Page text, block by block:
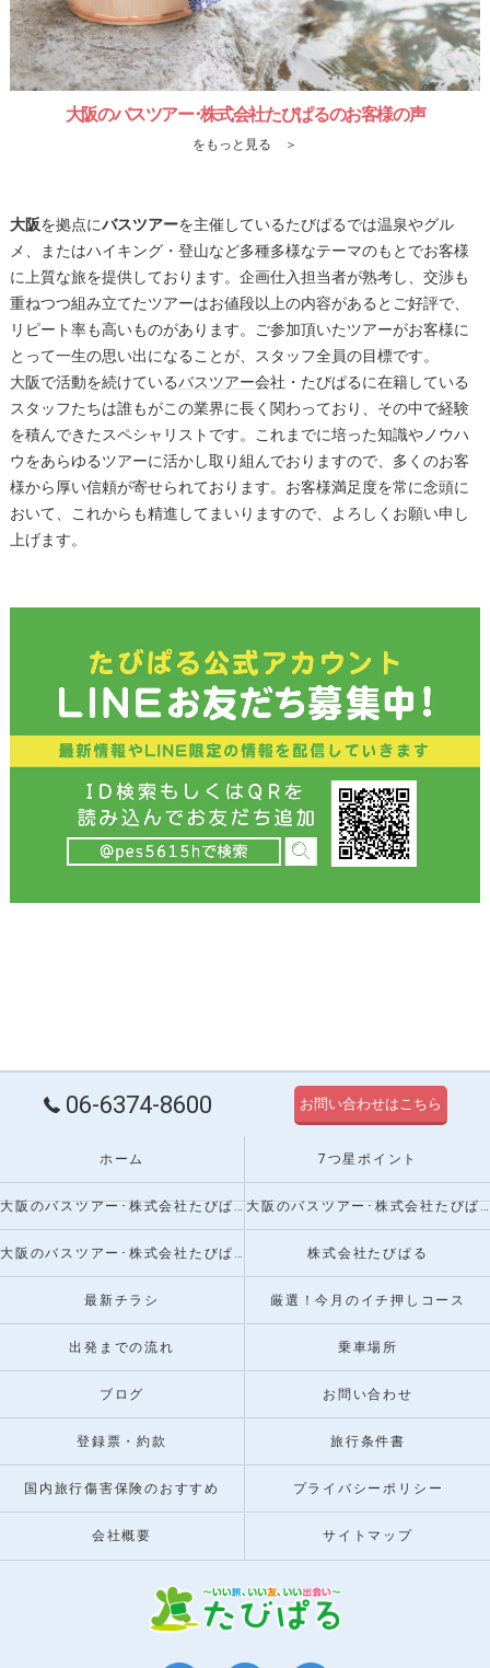
大阪のバスツアー･株式会社たびぱるのお客様の声
をもっと見る ＞
大阪を拠点にバスツアーを主催しているたびぱるでは温泉やグル
メ、またはハイキング・登山など多種多様なテーマのもとでお客様
に上質な旅を提供しております。企画仕入担当者が熟考し、交渉も
重ねつつ組み立てたツアーはお値段以上の内容があるとご好評で、
リピート率も高いものがあります。ご参加頂いたツアーがお客様に
とって一生の思い出になることが、スタッフ全員の目標です。
大阪で活動を続けているバスツアー会社・たびぱるに在籍している
スタッフたちは誰もがこの業界に長く関わっており、その中で経験
を積んできたスペシャリストです。これまでに培った知識やノウハ
ウをあらゆるツアーに活かし取り組んでおりますので、多くのお客
様から厚い信頼が寄せられております。お客様満足度を常に念頭に
おいて、これからも精進してまいりますので、よろしくお願い申し
上げます。
06-6374-8600 お問い合わせはこちら
ホーム 7つ星ポイント
大阪のバスツアー･株式会社たびぱるの口コミ情報 大阪のバスツアー･株式会社たびぱるの評判
大阪のバスツアー･株式会社たびぱるのお客様の声 株式会社たびぱる
最新チラシ 厳選！今月のイチ押しコース
出発までの流れ 乗車場所
ブログ お問い合わせ
登録票・約款 旅行条件書
国内旅行傷害保険のおすすめ プライバシーポリシー
会社概要 サイトマップ